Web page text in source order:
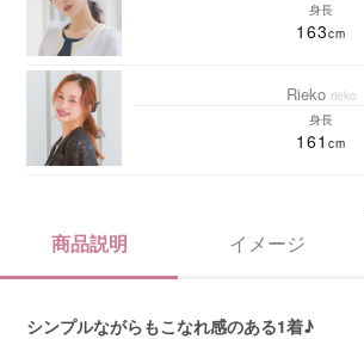
身長
163
Rieko rieko
身長
161
商品説明 イメージ
シンプルながらもこなれ感のある1着♪